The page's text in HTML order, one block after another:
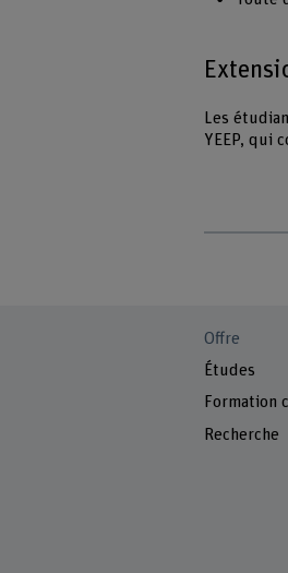
Les
YEEP, qui
Offre
Études
Formation
Recherche